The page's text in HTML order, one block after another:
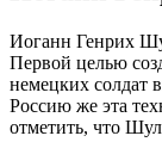
Иоганн Генрих
Первой целью
немецких солдат
Россию же эта
отметить, что